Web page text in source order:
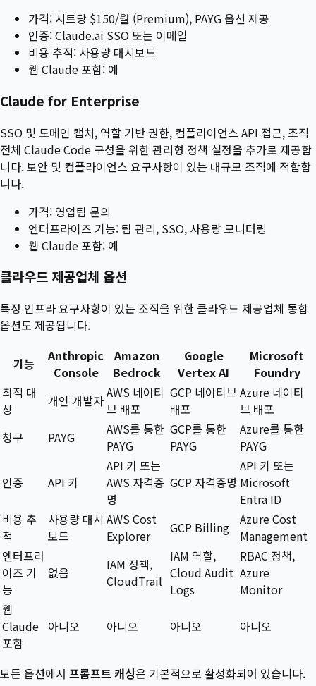
가격: 시트당 $150/월 (Premium), PAYG 옵션 제공
인증: Claude.ai SSO 또는 이메일
비용 추적: 사용량 대시보드
웹 Claude 포함: 예
Claude for Enterprise
SSO 및 도메인 캡처, 역할 기반 권한, 컴플라이언스 API 접근, 조직
전체 Claude Code 구성을 위한 관리형 정책 설정을 추가로 제공합
니다. 보안 및 컴플라이언스 요구사항이 있는 대규모 조직에 적합합
니다.
가격: 영업팀 문의
엔터프라이즈 기능: 팀 관리, SSO, 사용량 모니터링
웹 Claude 포함: 예
클라우드 제공업체 옵션
특정 인프라 요구사항이 있는 조직을 위한 클라우드 제공업체 통합
옵션도 제공됩니다.
기능
Anthropic
Console
Amazon
Bedrock
Google
Vertex AI
Microsoft
Foundry
최적 대
상
개인 개발자AWS 네이티
브 배포
GCP 네이티브
배포
Azure 네이티
브 배포
청구
PAYG
AWS를 통한
PAYG
GCP를 통한
PAYG
Azure를 통한
PAYG
인증 API 키
API 키 또는
AWS 자격증
명
GCP 자격증명
API 키 또는
Microsoft
Entra ID
비용 추
적
사용량 대시
보드
AWS Cost
Explorer
GCP Billing
Azure Cost
Management
엔터프라
이즈 기
능
없음
IAM 정책,
CloudTrail
IAM 역할,
Cloud Audit
Logs
RBAC 정책,
Azure
Monitor
웹
Claude
포함
아니오 아니오 아니오 아니오
모든 옵션에서 프롬프트 캐싱은 기본적으로 활성화되어 있습니다.